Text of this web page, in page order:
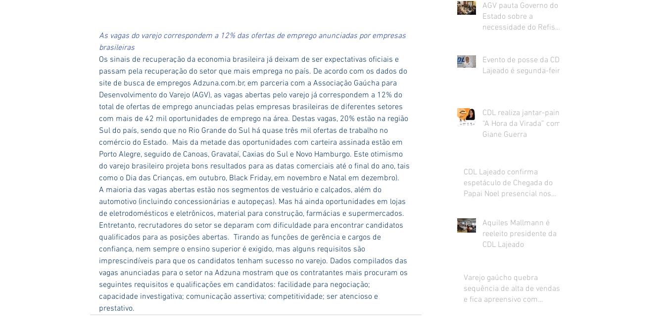
As vagas do varejo correspondem a 12% das ofertas de emprego anunciadas por empresas
brasileiras
Os sinais de recuperação da economia brasileira já deixam de ser expectativas oficiais e
passam pela recuperação do setor que mais emprega no país. De acordo com os dados do
site de busca de empregos Adzuna.com.br, em parceria com a Associação Gaúcha para
Desenvolvimento do Varejo (AGV), as vagas abertas pelo varejo já correspondem a 12% do
total de ofertas de emprego anunciadas pelas empresas brasileiras de diferentes setores
com mais de 42 mil oportunidades de emprego na área. Destas vagas, 20% estão na região
Sul do país, sendo que no Rio Grande do Sul há quase três mil ofertas de trabalho no
comércio do Estado.  Mais da metade das oportunidades com carteira assinada estão em
Porto Alegre, seguido de Canoas, Gravataí, Caxias do Sul e Novo Hamburgo. Este otimismo
do varejo brasileiro projeta bons resultados para as datas comerciais até o final do ano, tais
como o Dia das Crianças, em outubro, Black Friday, em novembro e Natal em dezembro).
A maioria das vagas abertas estão nos segmentos de vestuário e calçados, além do
automotivo (incluindo concessionárias e autopeças). Mas há ainda oportunidades em lojas
de eletrodomésticos e eletrônicos, material para construção, farmácias e supermercados.
Entretanto, recrutadores do setor se deparam com dificuldade para encontrar candidatos
qualificados para as posições abertas.  Tirando as funções de gerência e cargos de
confiança, nem sempre o ensino superior é exigido, mas alguns requisitos são
imprescindíveis para que os candidatos tenham sucesso no varejo. Dados compilados das
vagas anunciadas para o setor na Adzuna mostram que os contratantes mais procuram os
seguintes requisitos e qualificações em candidatos: facilidade para negociação;
capacidade investigativa; comunicação assertiva; competitividade; ser atencioso e
prestativo.
AGV pauta Governo do
Estado sobre a
necessidade do Refis
Evento de posse da CDL
Lajeado é segunda-feira
CDL realiza jantar-painel
“A Hora da Virada” com
Giane Guerra
CDL Lajeado confirma
espetáculo de Chegada do
Papai Noel presencial nos
Aquiles Mallmann é
reeleito presidente da
CDL Lajeado
Varejo gaúcho quebra
sequência de alta de vendas
e fica apreensivo com